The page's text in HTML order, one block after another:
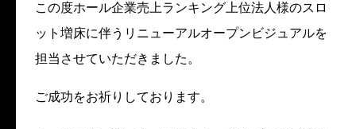
この度ホール企業売上ランキング上位法人様のスロ
ット増床に伴うリニューアルオープンビジュアルを
担当させていただきました。
ご成功をお祈りしております。